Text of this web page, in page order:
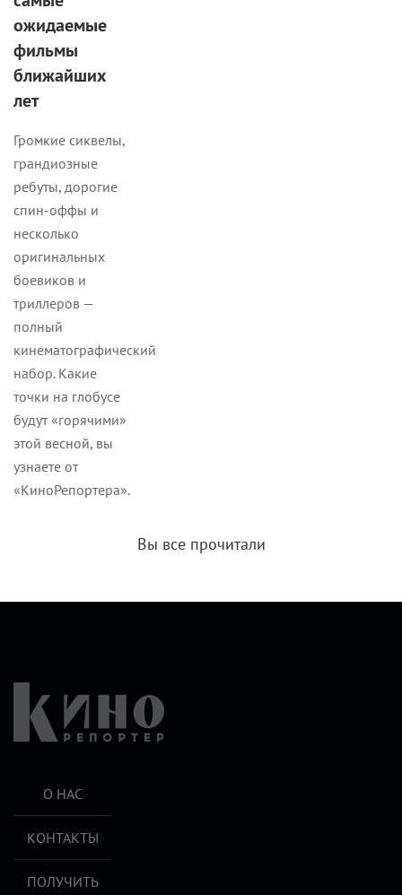
ожидаемые
фильмы
ближайших
лет
Громкие сиквелы,
грандиозные
ребуты, дорогие
спин-оффы и
несколько
оригинальных
боевиков и
триллеров —
полный
кинематографический
набор. Какие
точки на глобусе
будут «горячими»
этой весной, вы
узнаете от
«КиноРепортера».
Вы все прочитали
О НАС
КОНТАКТЫ
ПОЛУЧИТЬ